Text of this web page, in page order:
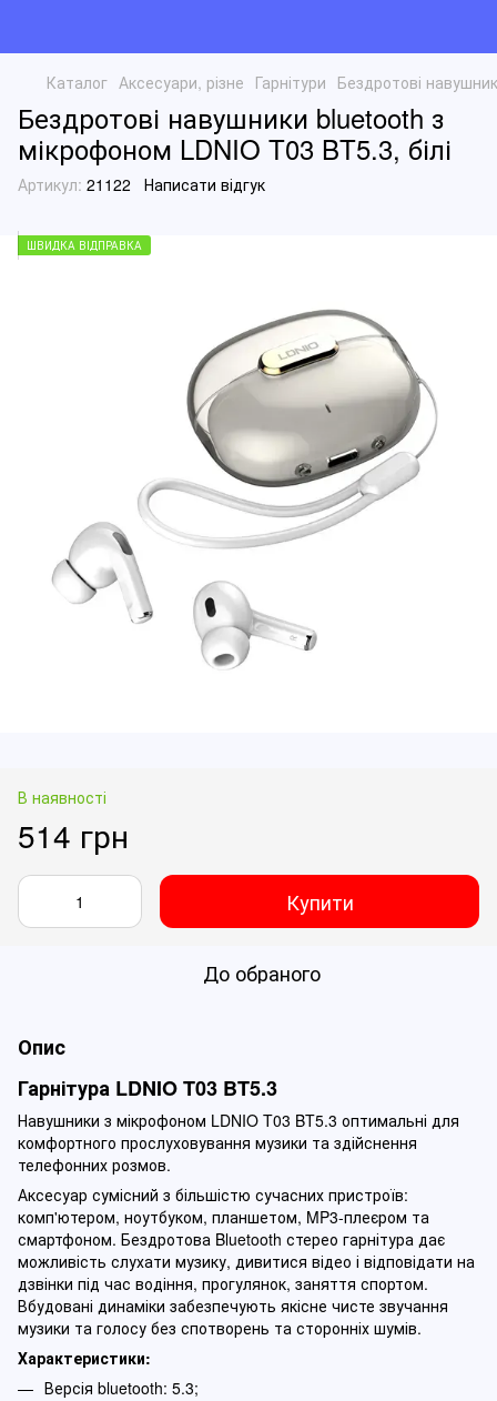
Каталог Аксесуари, різне Гарнітури Бездротові
Бездротові навушники bluetooth з
мікрофоном LDNIO T03 BT5.3, білі
Артикул: 21122 Написати відгук
ШВИДКА ВІДПРАВКА
В наявності
514 грн
Купити
До обраного
Опис
Гарнітура LDNIO T03 BT5.3
Навушники з мікрофоном LDNIO T03 BT5.3 оптимальні для
комфортного прослуховування музики та здійснення
телефонних розмов.
Аксесуар сумісний з більшістю сучасних пристроїв:
комп'ютером, ноутбуком, планшетом, MP3-плеєром та
смартфоном. Бездротова Bluetooth стерео гарнітура дає
можливість слухати музику, дивитися відео і відповідати на
дзвінки під час водіння, прогулянок, заняття спортом.
Вбудовані динаміки забезпечують якісне чисте звучання
музики та голосу без спотворень та сторонніх шумів.
Характеристики:
Версія bluetooth: 5.3;